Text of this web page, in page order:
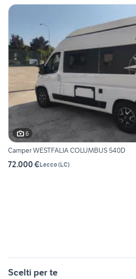
6
Camper WESTFALIA COLUMBUS 540D
72.000 €Lecco(LC)
Scelti per te